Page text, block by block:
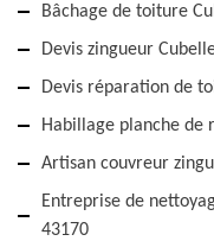
Bâchage de toiture
Devis zingueur
Devis réparation de
Habillage planche de
Artisan couvreur
Entreprise de
43170